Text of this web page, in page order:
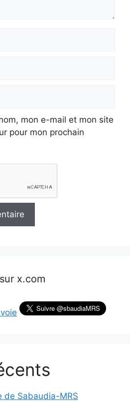
mon e-mail et mon site
pour mon prochain
x.com
de Sabaudia-MRS